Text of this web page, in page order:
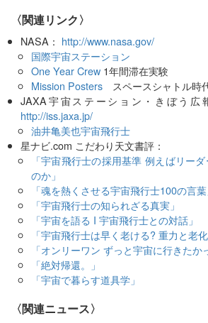
〈関連リンク〉
NASA： http://www.nasa.gov/
国際宇宙ステーション
One Year Crew1年間滞在実験
Mission Postersスペースシャトル時
JAXA宇宙ステーション・きぼう広
http://iss.jaxa.jp/
油井亀美也宇宙飛行士
星ナビ.com こだわり天文書評：
「宇宙飛行士の採用基準 例えばリー
のか」
「魂を熱くさせる宇宙飛行士100の言葉
「宇宙飛行士の知られざる真実」
「宇宙を語る I 宇宙飛行士との対話」
「宇宙飛行士は早く老ける? 重力と老
「オンリーワン ずっと宇宙に行きたか
「絶対帰還。」
「宇宙で暮らす道具学」
〈関連ニュース〉